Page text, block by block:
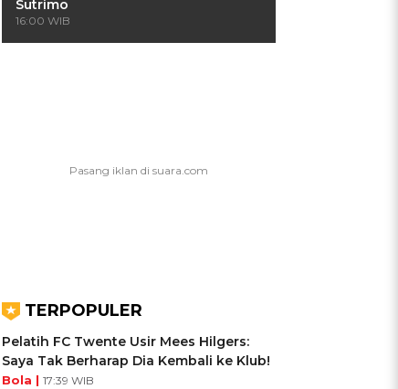
Sutrimo
16:00 WIB
TERPOPULER
Pelatih FC Twente Usir Mees Hilgers:
Saya Tak Berharap Dia Kembali ke Klub!
Bola | 17:39 WIB